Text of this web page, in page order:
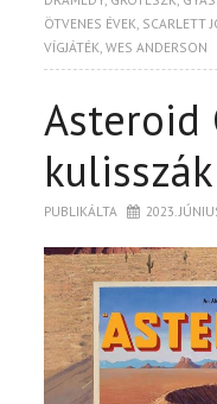
ÖTVENES ÉVEK, SCARLETT
VÍGJÁTÉK,WES ANDERSON
Asteroid
PUBLIKÁLTA 2023.